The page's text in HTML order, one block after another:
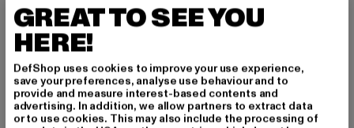
GREAT TO SEE YOU
HERE!
DefShop uses cookies to improve your use experience,
save your preferences, analyse use behaviour and to
provide and measure interest-based contents and
advertising. In addition, we allow partners to extract data
or to use cookies. This may also include the processing of